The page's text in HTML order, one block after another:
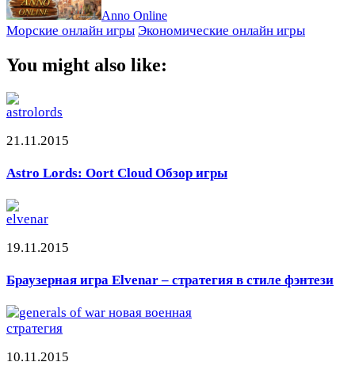
Anno Online
Морские онлайн игры Экономические онлайн игры
You might also like:
21.11.2015
Astro Lords: Oort Cloud Обзор игры
19.11.2015
Браузерная игра Elvenar – стратегия в стиле фэнтези
10.11.2015